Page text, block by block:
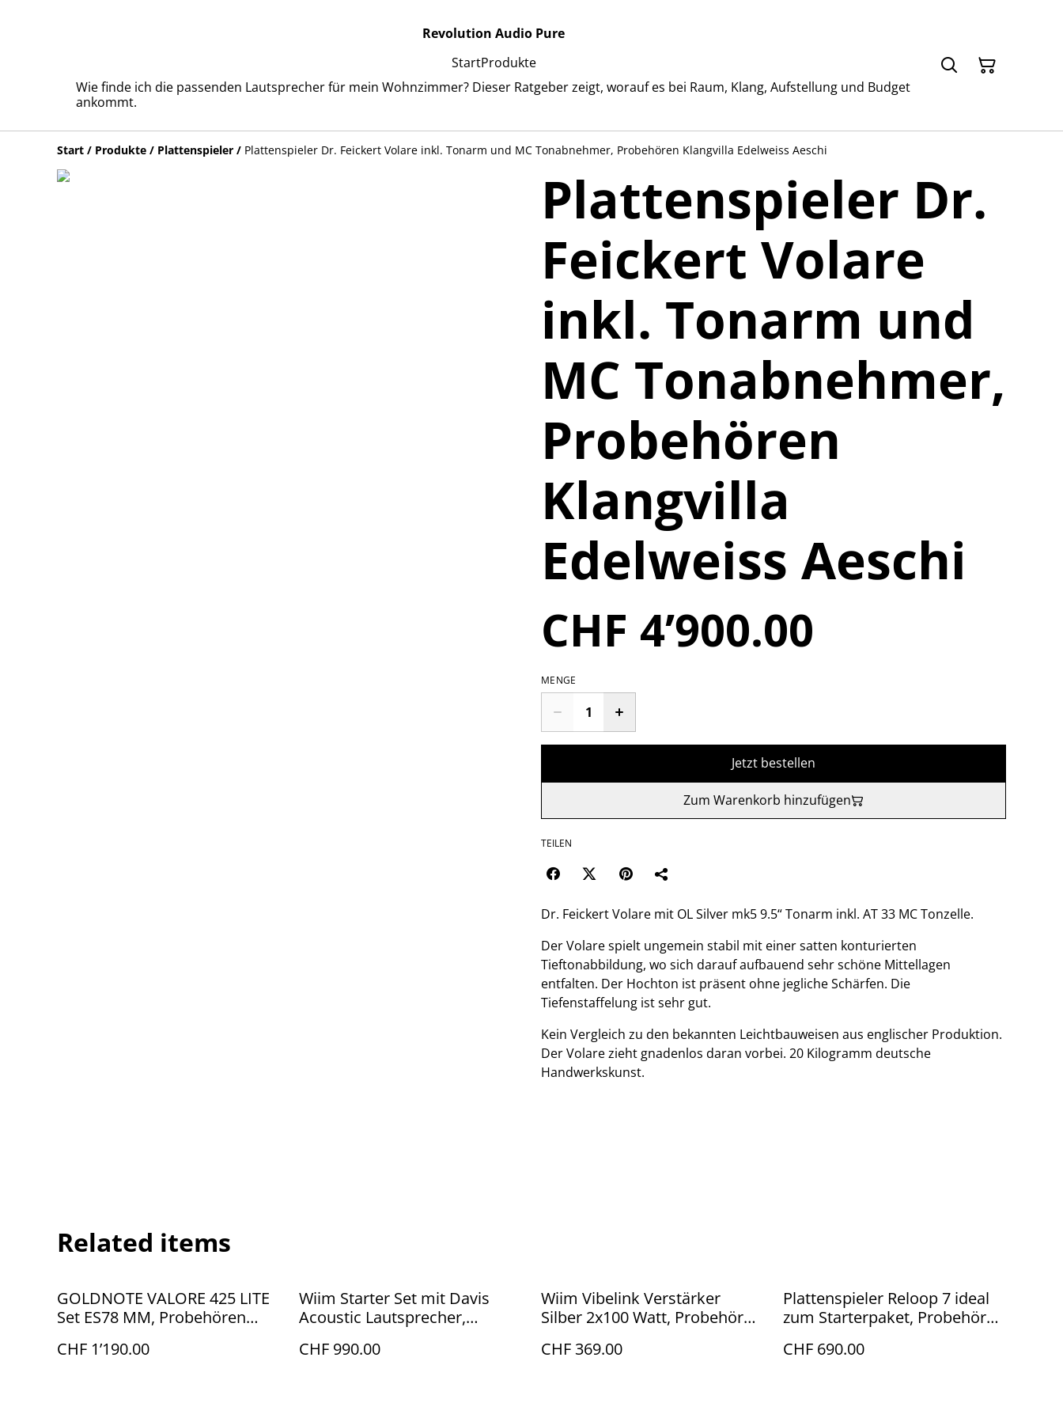
Revolution Audio Pure
StartProdukte
Wie finde ich die passenden Lautsprecher für mein Wohnzimmer? Dieser Ratgeber zeigt, worauf es bei Raum, Klang, Aufstellung und Budget
ankommt.
Start / Produkte / Plattenspieler / Plattenspieler Dr. Feickert Volare inkl. Tonarm und MC Tonabnehmer, Probehören Klangvilla Edelweiss Aeschi
Plattenspieler Dr.
Feickert Volare
inkl. Tonarm und
MC Tonabnehmer,
Probehören
Klangvilla
Edelweiss Aeschi
CHF 4’900.00
MENGE
Jetzt bestellen
Zum Warenkorb hinzufügen
TEILEN
Dr. Feickert Volare mit OL Silver mk5 9.5“ Tonarm inkl. AT 33 MC Tonzelle.
Der Volare spielt ungemein stabil mit einer satten konturierten
Tieftonabbildung, wo sich darauf aufbauend sehr schöne Mittellagen
entfalten. Der Hochton ist präsent ohne jegliche Schärfen. Die
Tiefenstaffelung ist sehr gut.
Kein Vergleich zu den bekannten Leichtbauweisen aus englischer Produktion.
Der Volare zieht gnadenlos daran vorbei. 20 Kilogramm deutsche
Handwerkskunst.
Related items
GOLDNOTE VALORE 425 LITE
Set ES78 MM, Probehören
CHF 1’190.00
Wiim Starter Set mit Davis
Acoustic Lautsprecher,
CHF 990.00
Wiim Vibelink Verstärker
Silber 2x100 Watt, Probehören
CHF 369.00
Plattenspieler Reloop 7 ideal
zum Starterpaket, Probehören
CHF 690.00